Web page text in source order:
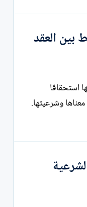
العقد
استحقاقا
وشرعيتها.